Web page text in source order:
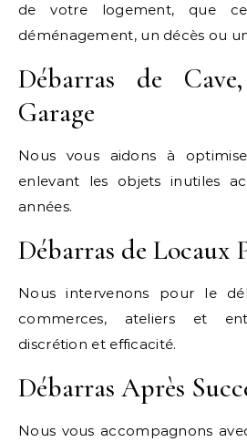
de votre logement, que
déménagement, un décès ou
Débarras de
Garage
Nous vous aidons à
enlevant les objets inutiles
années.
Débarras de Locaux
Nous intervenons pour le
commerces, ateliers et
discrétion et efficacité.
Débarras Après
Nous vous accompagnons